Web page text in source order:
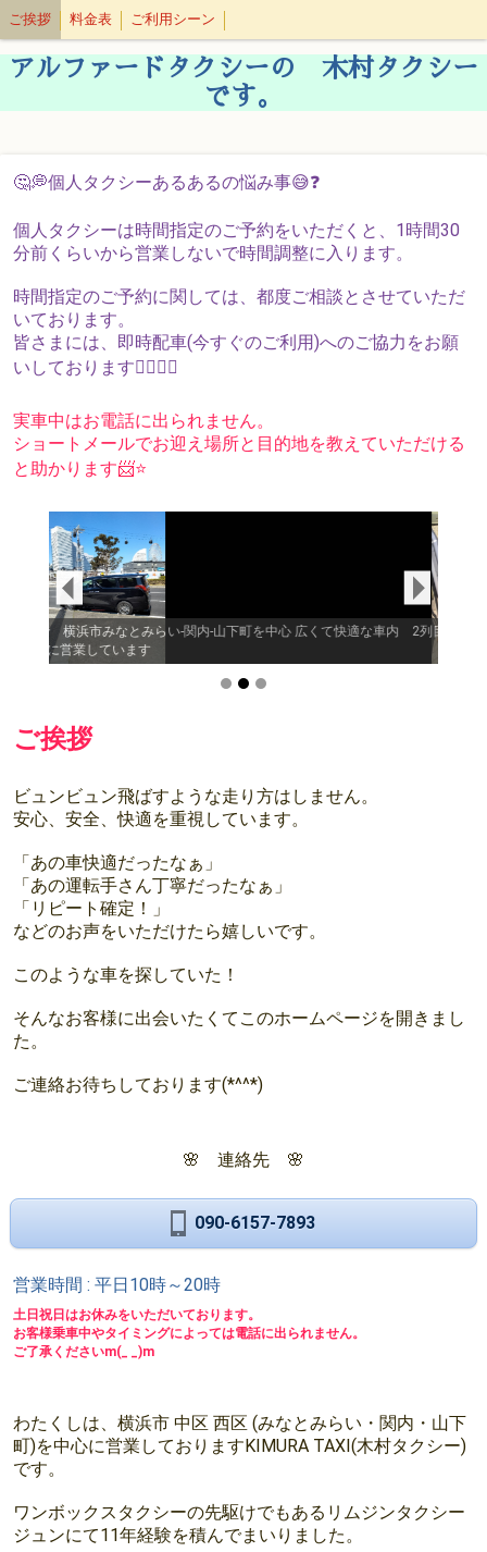
ご挨拶 料金表 ご利用シーン
アルファードタクシーの 木村タクシー
です。
🤔💭個人タクシーあるあるの悩み事😅❓
個人タクシーは時間指定のご予約をいただくと、1時間30
分前くらいから営業しないで時間調整に入ります。
時間指定のご予約に関しては、都度ご相談とさせていただ
いております。
皆さまには、即時配車(今すぐのご利用)へのご協力をお願
いしております🙇‍♀️🙇‍♀️
実車中はお電話に出られません。
ショートメールでお迎え場所と目的地を教えていただける
と助かります📨⭐️
町を中心 広くて快適な車内 2列目は電動リクライニング付きのファースト
ご挨拶
ビュンビュン飛ばすような走り方はしません。
安心、安全、快適を重視しています。
「あの車快適だったなぁ」
「あの運転手さん丁寧だったなぁ」
「リピート確定！」
などのお声をいただけたら嬉しいです。
このような車を探していた！
そんなお客様に出会いたくてこのホームページを開きまし
た。
ご連絡お待ちしております(*^^*)
🌸 連絡先 🌸
090-6157-7893
営業時間 : 平日10時～20時
土日祝日はお休みをいただいております。
お客様乗車中やタイミングによっては電話に出られません。
ご了承くださいm(_ _)m
わたくしは、横浜市 中区 西区 (みなとみらい・関内・山下
町)を中心に営業しておりますKIMURA TAXI(木村タクシー)
です。
ワンボックスタクシーの先駆けでもあるリムジンタクシー
ジュンにて11年経験を積んでまいりました。